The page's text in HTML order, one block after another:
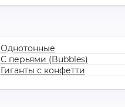
Однотонные
С перьями (Bubbles)
Гиганты с конфетти